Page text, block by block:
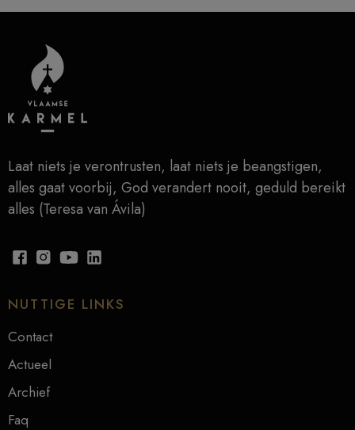
Laat niets je verontrusten, laat niets je beangstigen,
alles gaat voorbij, God verandert nooit, geduld bereikt
alles (Teresa van Ávila)
NUTTIGE LINKS
Contact
Actueel
Archief
Faq